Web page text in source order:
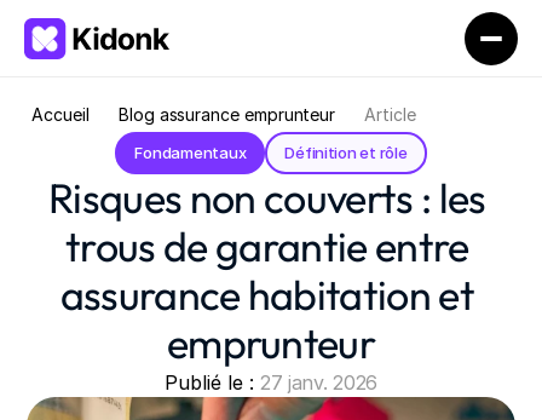
Accueil Blog assurance emprunteur Article
Fondamentaux Définition et rôle
Risques non couverts : les
trous de garantie entre
assurance habitation et
emprunteur
Publié le : 27 janv. 2026